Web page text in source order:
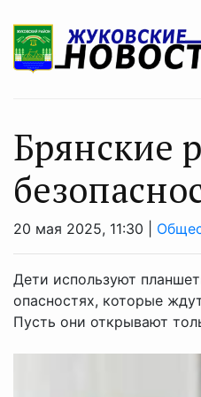
Брянские
20 мая 2025, 11:30 |
Дети используют
опасностях, которые
Пусть они открывают